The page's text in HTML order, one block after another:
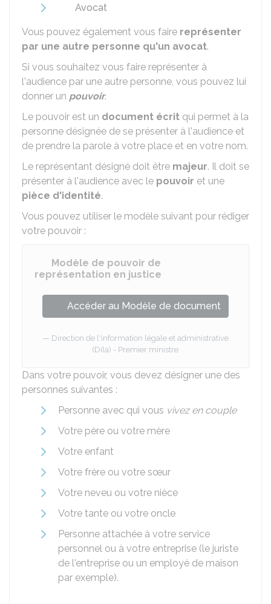
Avocat
Vous pouvez également vous faire représenter
par une autre personne qu'un avocat.
Si vous souhaitez vous faire représenter à
l'audience par une autre personne, vous pouvez lui
donner un pouvoir.
Le pouvoir est un document écrit qui permet à la
personne désignée de se présenter à l'audience et
de prendre la parole à votre place et en votre nom.
Le représentant désigné doit être majeur. Il doit se
présenter à l'audience avec le pouvoir et une
pièce d'identité.
Vous pouvez utiliser le modèle suivant pour rédiger
votre pouvoir :
Modèle de pouvoir de
représentation en justice
Accéder au Modèle de document
Direction de l'information légale et administrative
(Dila) - Premier ministre
Dans votre pouvoir, vous devez désigner une des
personnes suivantes :
Personne avec qui vous vivez en couple
Votre père ou votre mère
Votre enfant
Votre frère ou votre sœur
Votre neveu ou votre nièce
Votre tante ou votre oncle
Personne attachée à votre service
personnel ou à votre entreprise (le juriste
de l'entreprise ou un employé de maison
par exemple).